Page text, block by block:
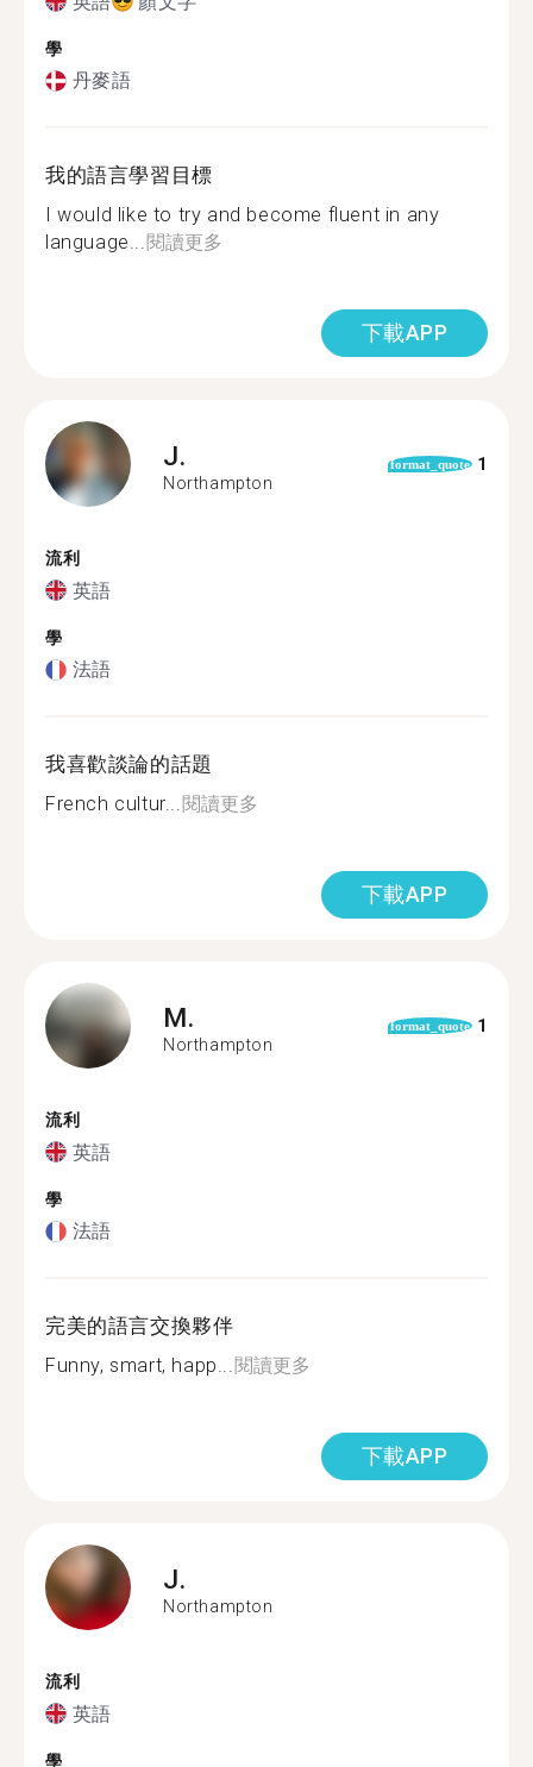
學
丹麥語
我的語言學習目標
I would like to try and become fluent in any
language...閱讀更多
下載APP
J.
Northampton
format_quote 1
流利
英語
學
法語
我喜歡談論的話題
French cultur...閱讀更多
下載APP
M.
Northampton
format_quote 1
流利
英語
學
法語
完美的語言交換夥伴
Funny, smart, happ...閱讀更多
下載APP
J.
Northampton
流利
英語
學